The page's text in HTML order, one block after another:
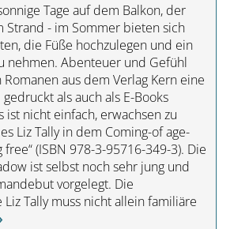
Tage auf dem Balkon, der
Strand - im Sommer bieten sich
die Füße hochzulegen und ein
nehmen. Abenteuer und Gefühl
aus dem Verlag Kern eine
als auch als E-Books
ist nicht einfach, erwachsen zu
Liz Tally in dem Coming-of age-
free“ (ISBN 978-3-95716-349-3). Die
ist selbst noch sehr jung und
vorgelegt. Die
Tally muss nicht allein familiäre